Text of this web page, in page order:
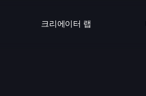
크리에이터 랩